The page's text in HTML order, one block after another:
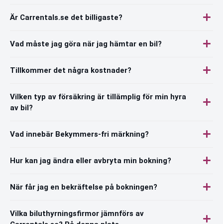
Är Carrentals.se det billigaste?
Vad måste jag göra när jag hämtar en bil?
Tillkommer det några kostnader?
Vilken typ av försäkring är tillämplig för min hyra
av bil?
Vad innebär Bekymmers-fri märkning?
Hur kan jag ändra eller avbryta min bokning?
När får jag en bekräftelse på bokningen?
Vilka biluthyrningsfirmor jämnförs av